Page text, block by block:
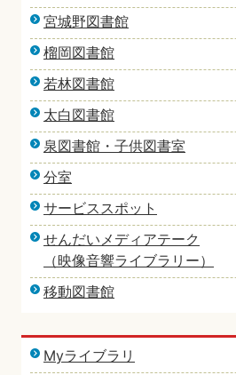
宮城野図書館
榴岡図書館
若林図書館
太白図書館
泉図書館・子供図書室
分室
サービススポット
せんだいメディアテーク
（映像音響ライブラリー）
移動図書館
Myライブラリ